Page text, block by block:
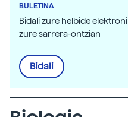
BULETINA
Bidali zure helbide
zure sarrera-ontzian
Bidali